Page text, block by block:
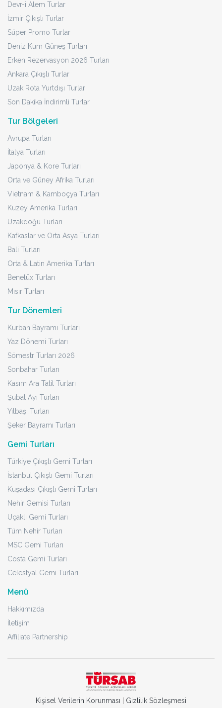
Devr-i Alem Turlar
İzmir Çıkışlı Turlar
Süper Promo Turlar
Deniz Kum Güneş Turları
Erken Rezervasyon 2026 Turları
Ankara Çıkışlı Turlar
Uzak Rota Yurtdışı Turlar
Son Dakika İndirimli Turlar
Tur Bölgeleri
Avrupa Turları
İtalya Turları
Japonya & Kore Turları
Orta ve Güney Afrika Turları
Vietnam & Kamboçya Turları
Kuzey Amerika Turları
Uzakdoğu Turları
Kafkaslar ve Orta Asya Turları
Bali Turları
Orta & Latin Amerika Turları
Benelüx Turları
Mısır Turları
Tur Dönemleri
Kurban Bayramı Turları
Yaz Dönemi Turları
Sömestr Turları 2026
Sonbahar Turları
Kasım Ara Tatil Turları
Şubat Ayı Turları
Yılbaşı Turları
Şeker Bayramı Turları
Gemi Turları
Türkiye Çıkışlı Gemi Turları
İstanbul Çıkışlı Gemi Turları
Kuşadası Çıkışlı Gemi Turları
Nehir Gemisi Turları
Uçaklı Gemi Turları
Tüm Nehir Turları
MSC Gemi Turları
Costa Gemi Turları
Celestyal Gemi Turları
Menü
Hakkımızda
İletişim
Affiliate Partnership
Kişisel Verilerin Korunması Gizlilik Sözleşmesi